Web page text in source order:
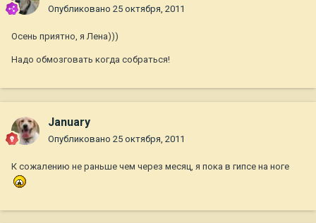
Опубликовано 25 октября, 2011
Осень приятно, я Лена)))
Надо обмозговать когда собраться!
January
Опубликовано 25 октября, 2011
К сожалению не раньше чем через месяц, я пока в гипсе на ноге